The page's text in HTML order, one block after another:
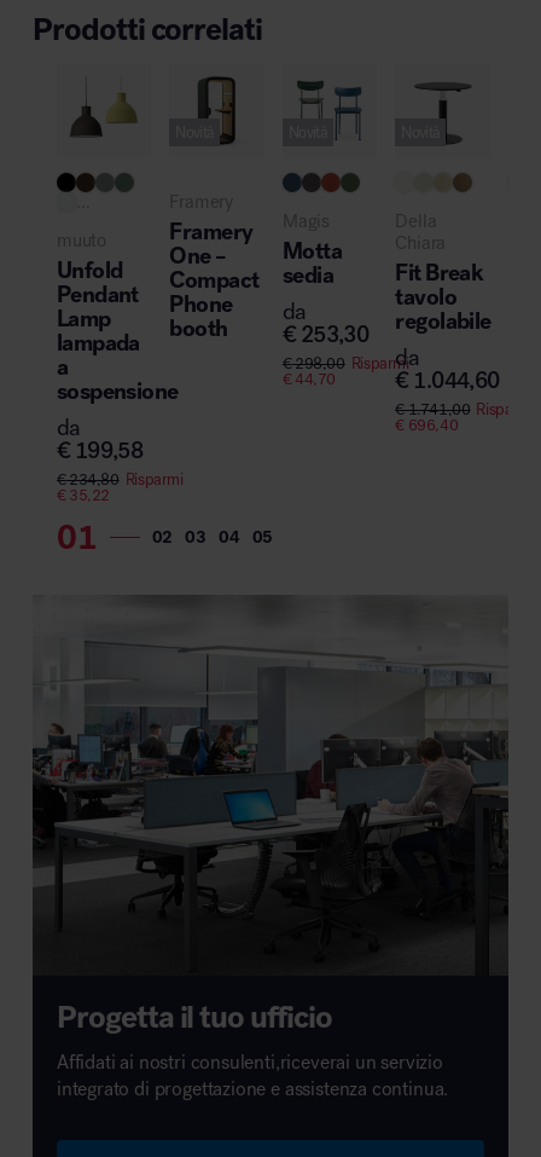
Prodotti correlati
muuto
Unfold
Pendant
Lamp
lampada
a
sospensione
da
€ 199,58
€234,80 Risparmi
€35,22
Framery
Framery
One –
Compact
Phone
booth
Magis
Motta
sedia
da
€ 253,30
€298,00 Risparmi
€44,70
Della
Chiara
Fit Break
tavolo
regolabile
da
€ 1.044,60
€1.741,00 Risparmi
€696,40
Progetta il tuo ufficio
Affidati ai nostri consulenti,riceverai un servizio
integrato di progettazione e assistenza continua.